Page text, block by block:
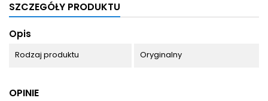
SZCZEGÓŁY PRODUKTU
Opis
Rodzaj produktu Oryginalny
OPINIE